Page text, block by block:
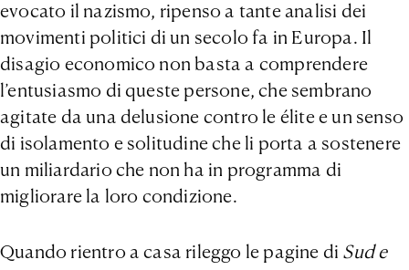
evocato il nazismo, ripenso a tante analisi dei
movimenti politici di un secolo fa in Europa. Il
disagio economico non basta a comprendere
l’entusiasmo di queste persone, che sembrano
agitate da una delusione contro le élite e un senso
di isolamento e solitudine che li porta a sostenere
un miliardario che non ha in programma di
migliorare la loro condizione.
Quando rientro a casa rileggo le pagine di Sud e